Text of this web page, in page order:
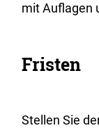
mit Auflagen
Fristen
Stellen Sie